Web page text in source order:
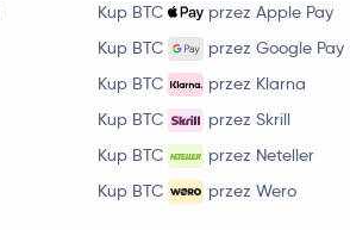
Kup BTC
przez Apple Pay
Kup BTC
przez Google Pay
Kup BTC
przez Klarna
Kup BTC
przez Skrill
Kup BTC
przez Neteller
Kup BTC
przez Wero